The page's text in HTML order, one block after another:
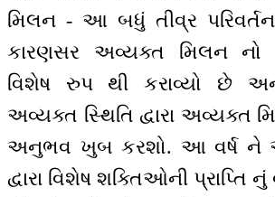
મિલન - આ બધું તીવ્ર
કારણસર અવ્યક્ત મિલન
વિશેષ રુપ થી કરાવ્યો છે
અવ્યક્ત સ્થિતિ દ્વારા અવ્યક્ત
અનુભવ ખુબ કરશો. આ વર્ષ ને
દ્વારા વિશેષ શક્તિઓની પ્રાપ્તિ